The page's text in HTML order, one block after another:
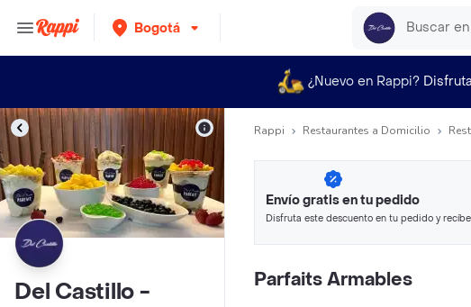
Bogotá
¿Nuevo en Rappi?
Del Castillo -
Rappi Restaurantes a Domicilio
Envío gratis en tu pedido
Disfruta este descuento en tu pedido y
Parfaits Armables